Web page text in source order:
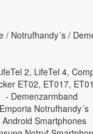
/ Notrufhandy´s /
2, LifeTel 4,
ET02, ET017,
- Demenzarmband
Notrufhandy´s
Android Smartphones